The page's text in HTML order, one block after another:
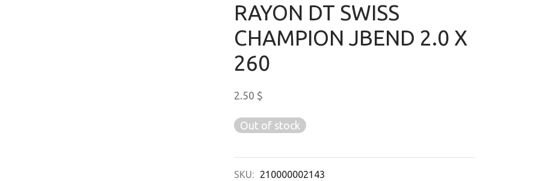
RAYON DT SWISS
CHAMPION JBEND 2.0 X
260
2.50 $
Out of stock
SKU:
210000002143